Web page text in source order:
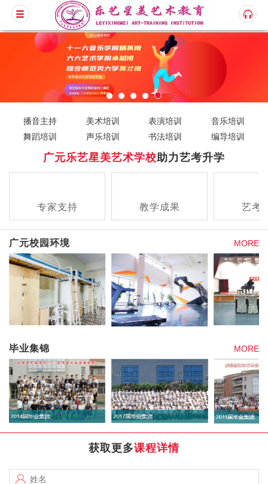
播音主持 美术培训 表演培训
音乐培训
舞蹈培训
声乐培训 书法培训 编导培训
广元乐艺星美艺术学校助力艺考升学
专家支持
查看详情
教学成果 艺考
查看
广元校园环境 MORE
毕业集锦 MORE
获取更多课程详情